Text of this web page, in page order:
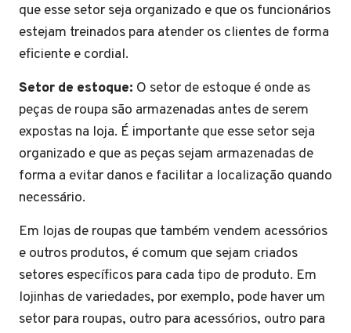
que esse setor seja organizado e que os funcionários
estejam treinados para atender os clientes de forma
eficiente e cordial.
Setor de estoque: O setor de estoque é onde as
peças de roupa são armazenadas antes de serem
expostas na loja. É importante que esse setor seja
organizado e que as peças sejam armazenadas de
forma a evitar danos e facilitar a localização quando
necessário.
Em lojas de roupas que também vendem acessórios
e outros produtos, é comum que sejam criados
setores específicos para cada tipo de produto. Em
lojinhas de variedades, por exemplo, pode haver um
setor para roupas, outro para acessórios, outro para